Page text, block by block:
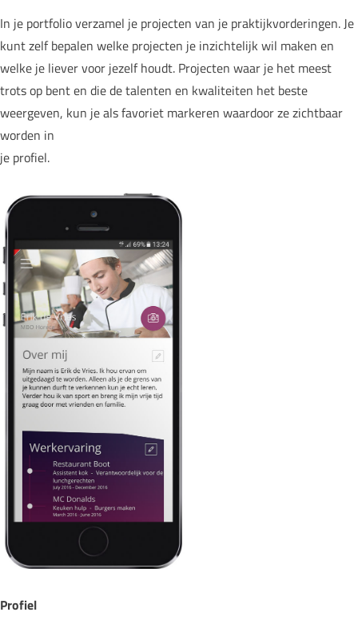
In je portfolio verzamel je projecten van je praktijkvorderingen. Je
kunt zelf bepalen welke projecten je inzichtelijk wil maken en
welke je liever voor jezelf houdt. Projecten waar je het meest
trots op bent en die de talenten en kwaliteiten het beste
weergeven, kun je als favoriet markeren waardoor ze zichtbaar
worden in
je profiel.
Profiel